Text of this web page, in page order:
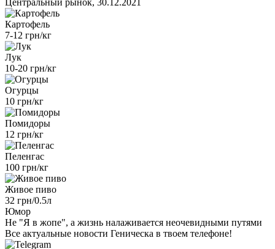
Картофель
7-12 грн/кг
Лук
10-20 грн/кг
Огурцы
10 грн/кг
Помидоры
12 грн/кг
Пеленгас
100 грн/кг
Живое пиво
32 грн/0.5л
Юмор
Не "Я в жопе", а жизнь налаживается неочевидными путями
Все актуальные новости Геническа в твоем телефоне!